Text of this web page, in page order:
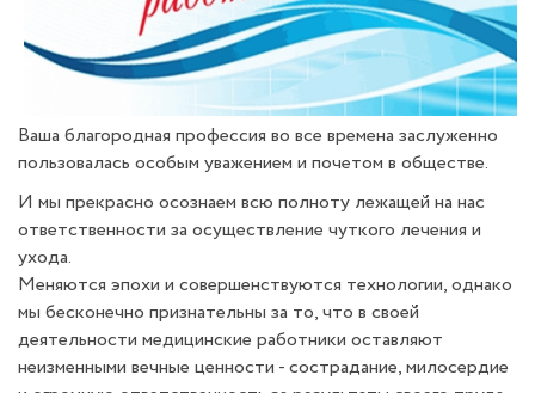
Ваша благородная профессия во все времена заслуженно
пользовалась особым уважением и почетом в обществе.
И мы прекрасно осознаем всю полноту лежащей на нас
ответственности за осуществление чуткого лечения и
ухода.
Меняются эпохи и совершенствуются технологии, однако
мы бесконечно признательны за то, что в своей
деятельности медицинские работники оставляют
неизменными вечные ценности - сострадание, милосердие